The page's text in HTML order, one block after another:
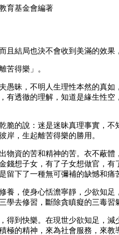
育基金會編著
結局也決不會收到美滿的效果
苦得樂」。
昧，不明人生理性本然的真
透徹的理解，知道是緣生性
的說：迷是迷昧真理事實，
岸，生起離苦得樂的勝用。
資的苦和精神的苦。衣不蔽
想子女，有了子女想做官，
下了一種無可彌補的缺憾和痛
，使身心恬澹寧靜，少欲知
去修習，斷除貪瞋癡的三毒習
到快樂。在現世少欲知足，
的精神，來為社會服務，來